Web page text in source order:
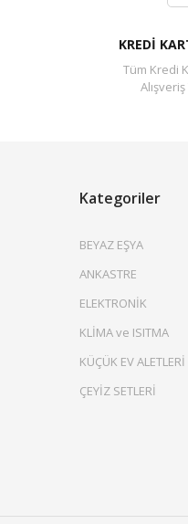
KREDİ
Tüm Kredi
Kategoriler
BEYAZ EŞYA
ANKASTRE
ELEKTRONİK
KLİMA ve ISITMA
KÜÇÜK EV ALETLERİ
ÇEYİZ SETLERİ